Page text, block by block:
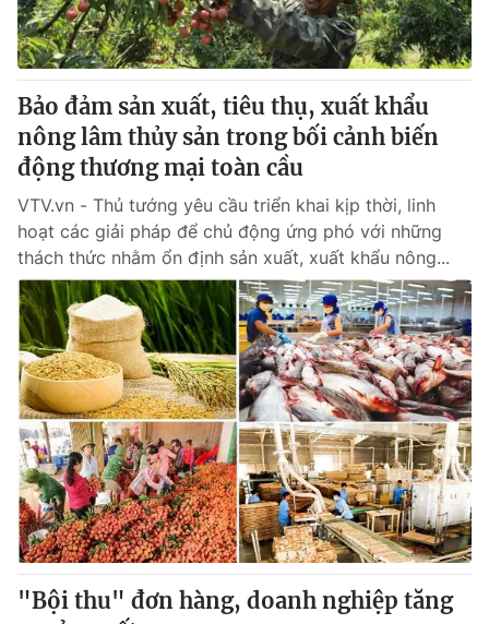
Giấy phép hoạt động báo in và báo điện tử số 483/GP-BTTTT
cấp ngày 29/12/2023
Tổng Biên tập:Vũ Thanh Thủy
Phó Tổng Biên tập: Nguyễn Thị Mỹ Hạnh, Phạm Quốc Thắng,
Nguyễn Trọng Ninh
Tổng đài VTV:
024.38 355 931 - 024.38 355 932
Ðiện thoại Thời báo VTV:
Email:toasoan@vtv.vn
Liên hệ quảng cáo:024-7300.7108
® Cấm sao chép dưới mọi hình thức nếu không có sự chấp
thuận bằng văn bản. Ghi rõ nguồn VTV.vn khi phát hành lại
thông tin từ website này.
Bảo đảm sản xuất, tiêu thụ, xuất khẩu
nông lâm thủy sản trong bối cảnh biến
động thương mại toàn cầu
VTV.vn - Thủ tướng yêu cầu triển khai kịp thời, linh
hoạt các giải pháp để chủ động ứng phó với những
thách thức nhằm ổn định sản xuất, xuất khẩu nông...
"Bội thu" đơn hàng, doanh nghiệp tăng